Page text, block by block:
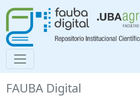
FAUBA Digital